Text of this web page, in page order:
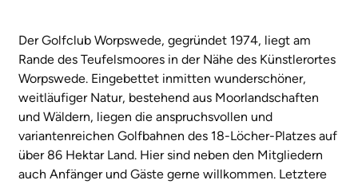
Der Golfclub Worpswede, gegründet 1974, liegt am
Rande des Teufelsmoores in der Nähe des Künstlerortes
Worpswede. Eingebettet inmitten wunderschöner,
weitläufiger Natur, bestehend aus Moorlandschaften
und Wäldern, liegen die anspruchsvollen und
variantenreichen Golfbahnen des 18-Löcher-Platzes auf
über 86 Hektar Land. Hier sind neben den Mitgliedern
auch Anfänger und Gäste gerne willkommen. Letztere